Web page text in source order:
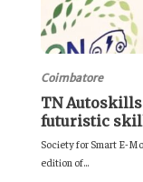
Coimbatore
TN
futuristic
Society for Smart E-
edition of...